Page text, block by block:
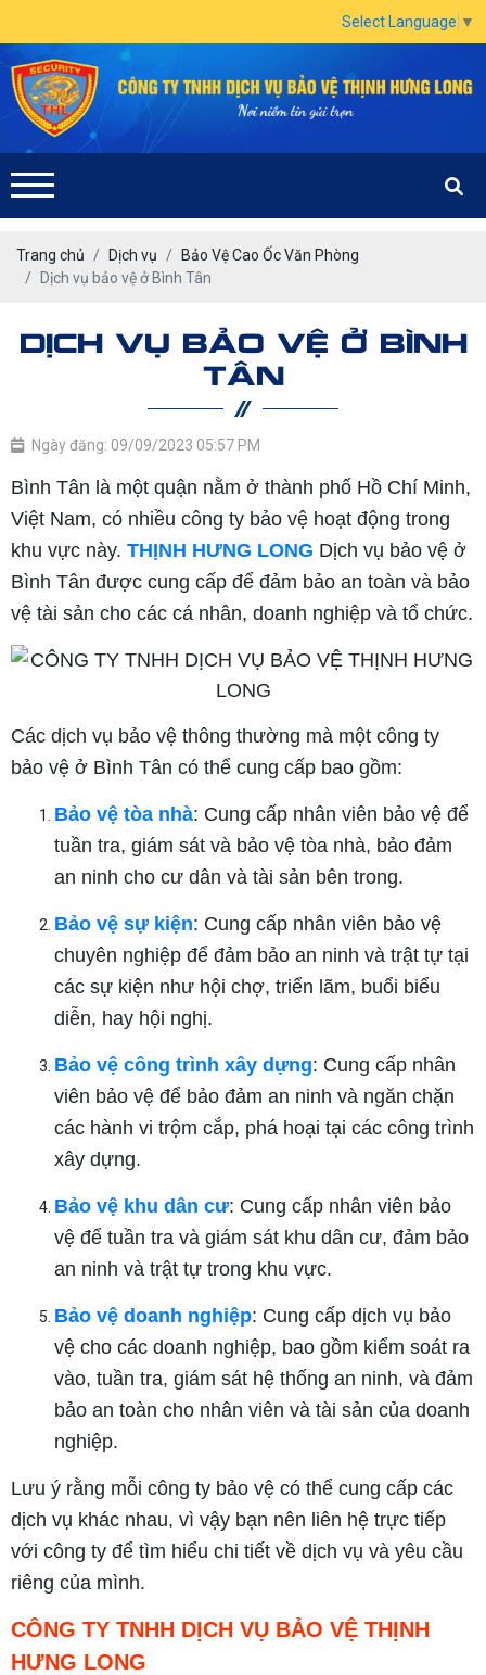
Select Language ▼
Trang chủ Dịch vụ
Bảo Vệ Cao Ốc Văn Phòng
Dịch vụ bảo vệ ở Bình Tân
DỊCH VỤ BẢO VỆ Ở BÌNH
TÂN
Ngày đăng: 09/09/2023 05:57 PM
Bình Tân là một quận nằm ở thành phố Hồ Chí Minh,
Việt Nam, có nhiều công ty bảo vệ hoạt động trong
khu vực này. THỊNH HƯNG LONG Dịch vụ bảo vệ ở
Bình Tân được cung cấp để đảm bảo an toàn và bảo
vệ tài sản cho các cá nhân, doanh nghiệp và tổ chức.
Các dịch vụ bảo vệ thông thường mà một công ty
bảo vệ ở Bình Tân có thể cung cấp bao gồm:
Bảo vệ tòa nhà: Cung cấp nhân viên bảo vệ để
tuần tra, giám sát và bảo vệ tòa nhà, bảo đảm
an ninh cho cư dân và tài sản bên trong.
Bảo vệ sự kiện: Cung cấp nhân viên bảo vệ
chuyên nghiệp để đảm bảo an ninh và trật tự tại
các sự kiện như hội chợ, triển lãm, buổi biểu
diễn, hay hội nghị.
Bảo vệ công trình xây dựng: Cung cấp nhân
viên bảo vệ để bảo đảm an ninh và ngăn chặn
các hành vi trộm cắp, phá hoại tại các công trình
xây dựng.
Bảo vệ khu dân cư: Cung cấp nhân viên bảo
vệ để tuần tra và giám sát khu dân cư, đảm bảo
an ninh và trật tự trong khu vực.
Bảo vệ doanh nghiệp: Cung cấp dịch vụ bảo
vệ cho các doanh nghiệp, bao gồm kiểm soát ra
vào, tuần tra, giám sát hệ thống an ninh, và đảm
bảo an toàn cho nhân viên và tài sản của doanh
nghiệp.
Lưu ý rằng mỗi công ty bảo vệ có thể cung cấp các
dịch vụ khác nhau, vì vậy bạn nên liên hệ trực tiếp
với công ty để tìm hiểu chi tiết về dịch vụ và yêu cầu
riêng của mình.
CÔNG TY TNHH DỊCH VỤ BẢO VỆ THỊNH
HƯNG LONG